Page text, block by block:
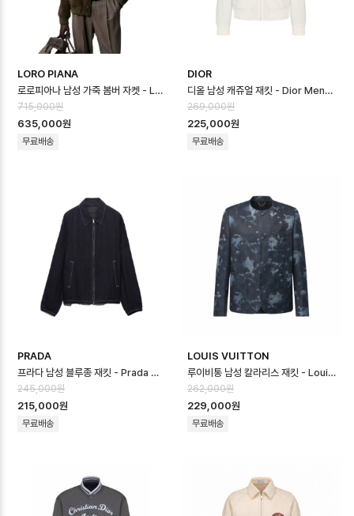
LORO PIANA
로로피아나 남성 가죽 봄버 자켓 - Loro Piana Mens Leather Jacket…
715,000원
635,000원
무료배송
DIOR
디올 남성 캐쥬얼 재킷 - Dior Mens Casual Jacket - dic16662x
269,000원
225,000원
무료배송
PRADA
프라다 남성 블루종 재킷 - Prada Mens Blouson Jacket - prc166…
245,000원
215,000원
무료배송
LOUIS VUITTON
루이비통 남성 칼라리스 재킷 - Louis vuitton Mens Embellished C…
262,000원
229,000원
무료배송